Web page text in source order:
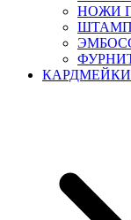
НОЖИ